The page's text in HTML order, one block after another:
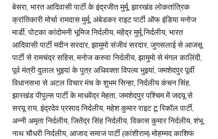
बेसरा, भारत आदिवासी पार्टी के इंद्रजीत मुर्मू, झारखंड लोकतांत्रिक
क्रांतिकारी मोर्चा रामदास मुर्मू, अंबेडकर राइट पार्टी ऑफ इंडिया मनोज
मार्डी, पोटका कांदोमनी भूमिज निर्दलीय, महेंद्र मुर्मू निर्दलीय, भारत
आदिवासी पार्टी मदीन सरदार, झामुमो संजीव सरदार, जुगसलाई से आजसू
पार्टी से रामचंद्र सहिस, मनोज करुवा निर्दलीय, झामुमो से मंगल कालिंदी,
पूर्व मंत्री दुलाल भुइयां के पुत्र अधिवक्ता विपल्व भुइयां, जमशेदपुर पूर्वी
विधानसभा से अटल विचार मंच के शुभम सिन्हा, निर्दलीय कंचन सिंह,
झारखंड पीपुल्स पार्टी के माधवेंद्र मेहता, जमशेदपुर पश्चिम में जदयू से
सरयू राय, इंद्रदेव प्रसाद निर्दलीय, महेश कुमार राइट टू रिकॉल पार्टी,
अन्नी अमृता निर्दलीय, जितेंद्र सिंह निर्दलीय, विकास कुमार निर्दलीय, शंभू
नाथ चौधरी निर्दलीय, आजाद समाज पार्टी (कांशीराम) मोहम्मद काशिफ